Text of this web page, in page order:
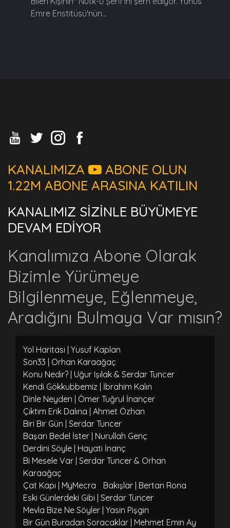
Emre Enstitüsü'nün...
KANALIMIZA
ABONE OLUN
1.22M ABONE ARASINA KATILIN
KANALIMIZ SİZİNLE BÜYÜMEYE
DEVAM EDİYOR
Kanalımıza Abone Olarak
Bizimle Yürümeye
Bilgilenmeye, Eğlenmeye,
Aradığını Bulmaya Var mısın?
Yol Haritası | Yusuf Kaplan
Son33 | Orhan Karaağaç
Konu Nedir? | Uğur Işılak & Serdar Tuncer
Kendi Gökkubbemiz | İbrahim Kalın
Dinle Neyden | Ömer Tuğrul İnançer
Çıktım Erik Dalına | Ahmet Özhan
Biri Bir Gün | Serdar Tuncer
Başarı Bedel İster | Nurullah Genç
Derdini Söyle | Hayati İnanç
Bi Mesele Var | Serdar Tuncer & Orhan
Karaağaç
Çat Kapı | MyMecra
Bakışlar | Bertan Rona
Eski Günlerdeki Gibi | Serdar Tuncer
Mevla Bize Ne Söyler | Yasin Pişgin
Bir Gün Buradan Soracaklar | Mehmet Emin Ay